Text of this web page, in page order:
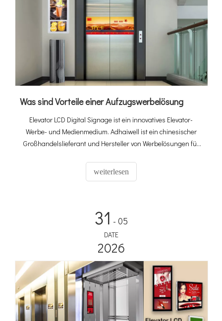
Was sind Vorteile einer Aufzugswerbelösung
Elevator LCD Digital Signage ist ein innovatives Elevator-
Werbe- und Medienmedium. Adhaiwell ist ein chinesischer
Großhandelslieferant und Hersteller von Werbelösungen für
weiterlesen
31 - 05
DATE
2026